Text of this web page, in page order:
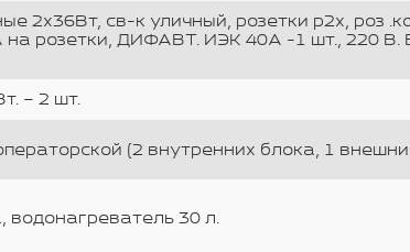
2х36Вт, св-к уличный, розетки р2х, роз
розетки, ДИФАВТ. ИЭК 40А -1 шт., 220 В.
– 2 шт.
(2 внутренних блока, 1
водонагреватель 30 л.